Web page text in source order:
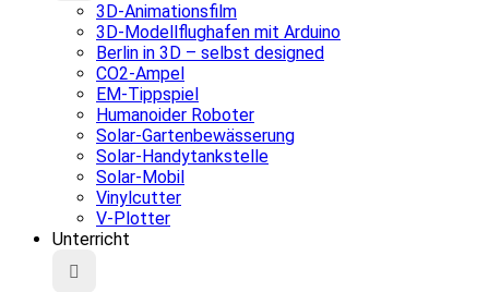
3D-Animationsfilm
3D-Modellflughafen mit Arduino
Berlin in 3D – selbst designed
CO2-Ampel
EM-Tippspiel
Humanoider Roboter
Solar-Gartenbewässerung
Solar-Handytankstelle
Solar-Mobil
Vinylcutter
V-Plotter
Unterricht